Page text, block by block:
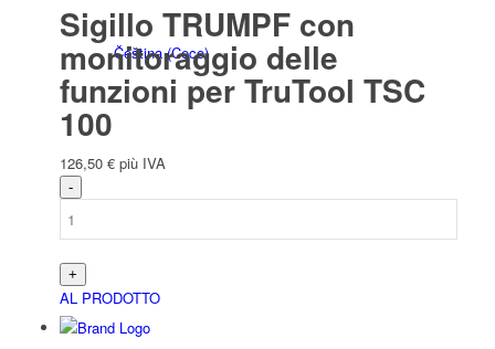
Čeština(Ceco)
Nederlands(Olandese)
Sigillo TRUMPF con
monitoraggio delle
funzioni per TruTool TSC
100
126,50 € più IVA
AL PRODOTTO